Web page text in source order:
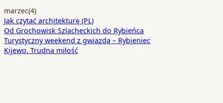
marzec(4)
Jak czytać architekturę (PL)
Od Grochowisk Szlacheckich do Rybieńca
Turystyczny weekend z gwiazdą – Rybieniec
Kijewo. Trudna miłość